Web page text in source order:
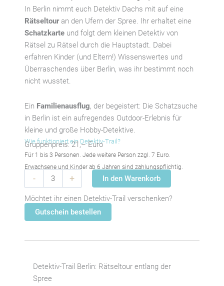
In Berlin nimmt euch Detektiv Dachs mit auf eine
Rätseltouran den Ufern der Spree. Ihr erhaltet eine
Schatzkarte und folgt dem kleinen Detektiv von
Rätsel zu Rätsel durch die Hauptstadt. Dabei
erfahren Kinder (und Eltern!) Wissenswertes und
Überraschendes über Berlin, was ihr bestimmt noch
nicht wusstet.
Ein Familienausflug, der begeistert: Die Schatzsuche
in Berlin ist ein aufregendes Outdoor-Erlebnis für
kleine und große Hobby-Detektive.
Wie funktioniert ein Detektiv-Trail?
Gruppenpreis: 21,– Euro
Für 1 bis 3 Personen. Jede weitere Person zzgl. 7 Euro.
Erwachsene und Kinder ab 6 Jahren sind zahlungspflichtig.
-
Detektiv-
Trail
Berlin:
Entlang
der
+ In den Warenkorb
Möchtet ihr einen Detektiv-Trail verschenken?
Gutschein bestellen
Detektiv-Trail Berlin: Rätseltour entlang der
Spree